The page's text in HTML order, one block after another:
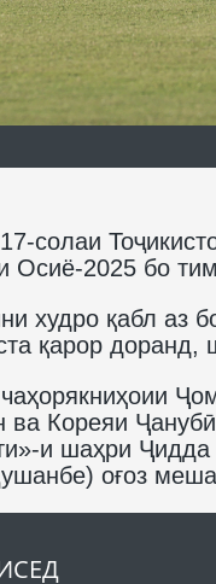
солаи
Осиё-2025 бо
худро қабл аз
қарор доранд,
ва Кореяи
и шаҳри Ҷидда
оғоз